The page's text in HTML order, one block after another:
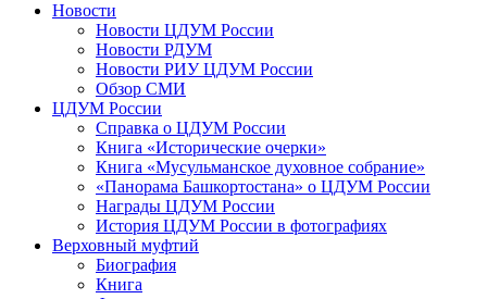
Новости
Новости ЦДУМ России
Новости РДУМ
Новости РИУ ЦДУМ России
Обзор СМИ
ЦДУМ России
Справка о ЦДУМ России
Книга «Исторические очерки»
Книга «Мусульманское духовное собрание»
«Панорама Башкортостана» о ЦДУМ России
Награды ЦДУМ России
История ЦДУМ России в фотографиях
Верховный муфтий
Биография
Книга